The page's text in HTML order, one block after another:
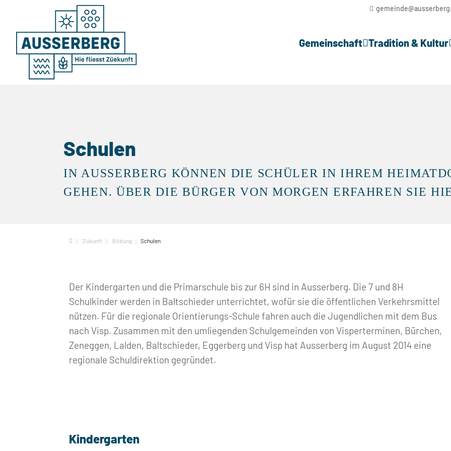
Gemeinschaft Tradition & Kultur
Schulen
IN AUSSERBERG KÖNNEN DIE SCHÜLER IN IHREM
GEHEN. ÜBER DIE BÜRGER VON MORGEN ERFAHREN SIE
Zukunft Bildung Schulen
Der Kindergarten und die Primarschule bis zur 6H sind in Ausserberg. Die 7 und 8H
Schulkinder werden in Baltschieder unterrichtet, wofür sie die öffentlichen Verkehrsmittel
nützen. Für die regionale Orientierungs-Schule fahren auch die Jugendlichen mit dem Bus
nach Visp. Zusammen mit den umliegenden Schulgemeinden von Visperterminen, Bürchen,
Zeneggen, Lalden, Baltschieder, Eggerberg und Visp hat Ausserberg im August 2014 eine
regionale Schuldirektion gegründet.
Kindergarten